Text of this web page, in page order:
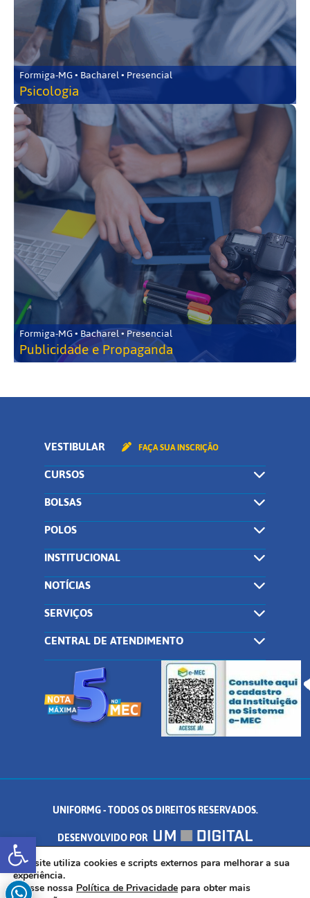
Abrir a barra de ferramentas
Formiga-MG • Bacharel • Presencial
Psicologia
Formiga-MG • Bacharel • Presencial
Publicidade e Propaganda
VESTIBULAR FAÇA SUA INSCRIÇÃO
CURSOS
BOLSAS
POLOS
INSTITUCIONAL
NOTÍCIAS
SERVIÇOS
CENTRAL DE ATENDIMENTO
UNIFORMG - TODOS OS DIREITOS RESERVADOS.
DESENVOLVIDO POR
AV. DR. ARNALDO DE SENNA, 328 - PALMEIRAS, FORMIGA/MG - CEP:
35.574.530
Este site utiliza cookies e scripts externos para melhorar a sua
experiência.
Acesse nossa Política de Privacidade para obter mais